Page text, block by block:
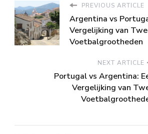
PREVIOUS ARTICLE
Argentina vs
Vergelijking van
Voetbalgrootheden
NEXT ARTICLE
Portugal vs Argentina:
Vergelijking van